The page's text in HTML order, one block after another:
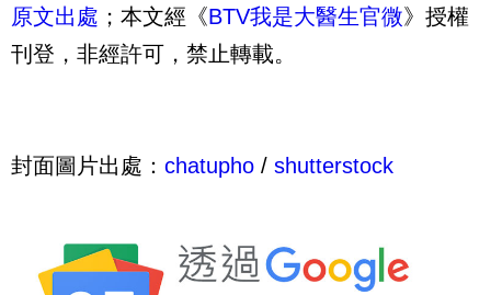
原文出處 ；本文經《BTV我是大醫生官微》授權
刊登，非經許可，禁止轉載。
封面圖片出處： chatupho / shutterstock